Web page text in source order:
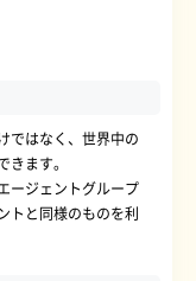
ではなく、世界中の
ます。
ージェントグループ
トと同様のものを利